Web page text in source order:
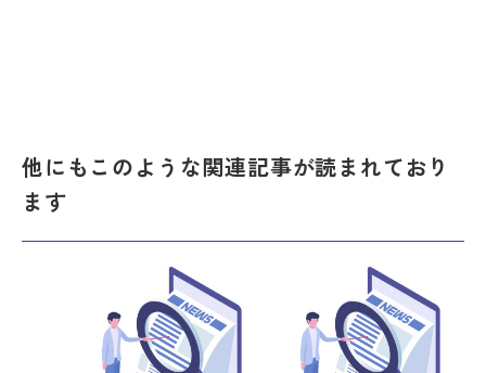
他にもこのような関連記事が読まれており
ます